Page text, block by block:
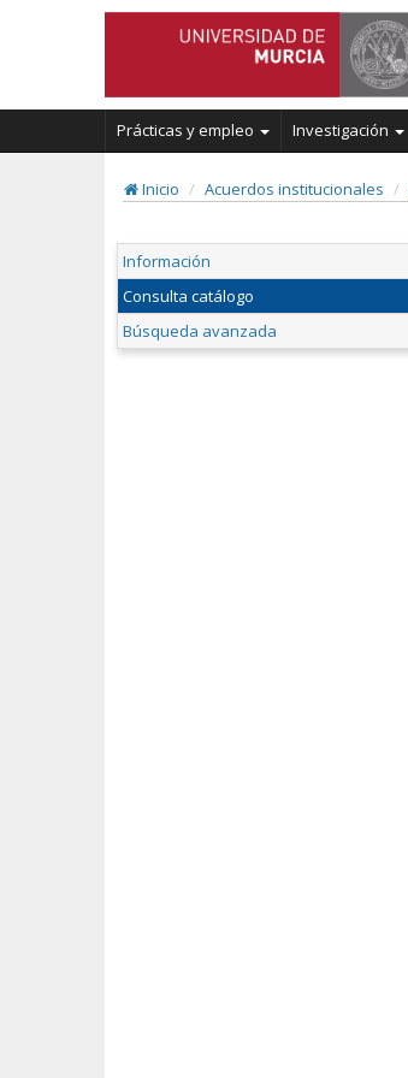
Prácticas y empleo Investigación
Inicio Acuerdos institucionales
Información
Consulta catálogo
Búsqueda avanzada